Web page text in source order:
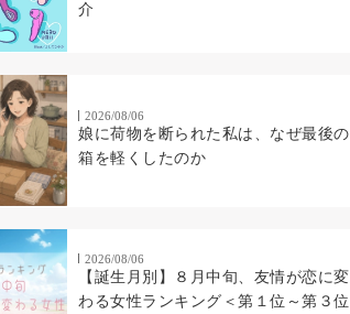
介
2026/08/06
娘に荷物を断られた私は、なぜ最後の
箱を軽くしたのか
2026/08/06
【誕生月別】８月中旬、友情が恋に変
わる女性ランキング＜第１位～第３位